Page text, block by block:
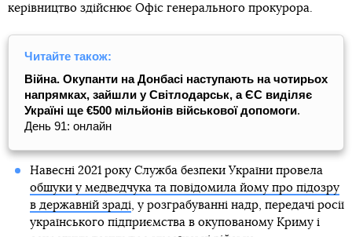
керівництво здійснює Офіс генерального прокурора.
Читайте також:
Війна. Окупанти на Донбасі наступають на чотирьох
напрямках, зайшли у Світлодарськ, а ЄС виділяє
Україні ще €500 мільйонів військової допомоги.
День 91: онлайн
Навесні 2021 року Служба безпеки України провела
обшуки у медведчука та повідомила йому про підозру
в державній зраді, у розграбуванні надр, передачі росії
українського підприємства в окупованому Криму і